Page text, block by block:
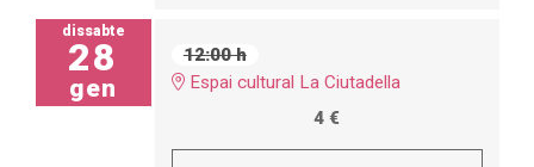
dissabte
28
gen
12:00 h
Espai cultural La Ciutadella
4 €